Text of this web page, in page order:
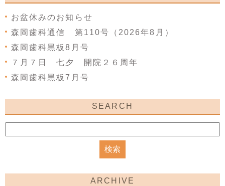
お盆休みのお知らせ
森岡歯科通信 第110号（2026年8月）
森岡歯科黒板8月号
７月７日 七夕 開院２６周年
森岡歯科黒板7月号
SEARCH
ARCHIVE